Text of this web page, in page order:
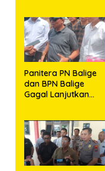
Panitera PN Balige
dan BPN Balige
Gagal Lanjutkan
Sebut Objek Salah
Lokasi